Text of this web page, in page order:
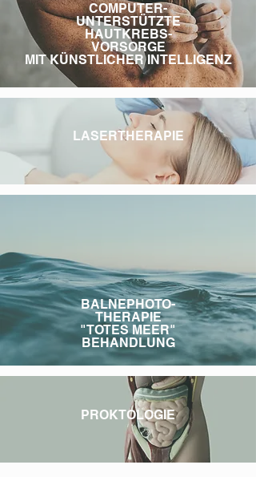
COMPUTER-
UNTERSTÜTZTE
HAUTKREBS-
VORSORGE
MIT KÜNSTLICHER INTELLIGENZ
LASERTHERAPIE
BALNEPHOTO-
THERAPIE
"TOTES MEER"
BEHANDLUNG
PROKTOLOGIE